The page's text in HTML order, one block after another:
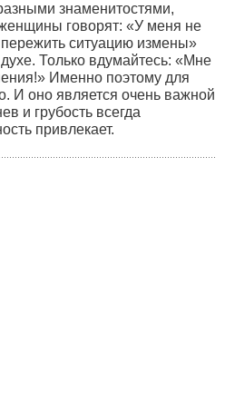
знаменитостями,
говорят: «У меня не
ситуацию измены»
Только вдумайтесь: «Мне
Именно поэтому для
И оно является очень важной
и грубость всегда
привлекает.